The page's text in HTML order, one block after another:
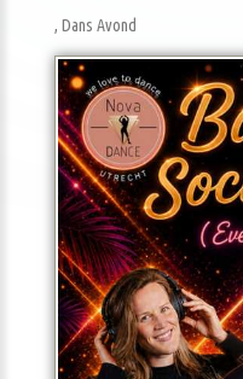
, Dans Avond